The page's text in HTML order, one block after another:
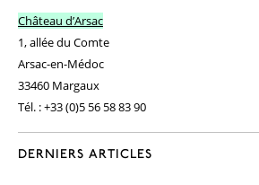
Château d’Arsac
1, allée du Comte
Arsac-en-Médoc
33460 Margaux
Tél. : +33 (0)5 56 58 83 90
DERNIERS ARTICLES